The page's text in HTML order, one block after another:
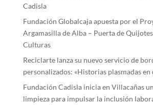
Cadisla
Fundación Globalcaja apuesta por el
Argamasilla de Alba – Puerta de
Culturas
Reciclarte lanza su nuevo servicio de
personalizados: «Historias plasmadas en
Fundación Cadisla inicia en Villacañas
limpieza para impulsar la inclusión